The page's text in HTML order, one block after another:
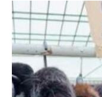
SPREMITE SE